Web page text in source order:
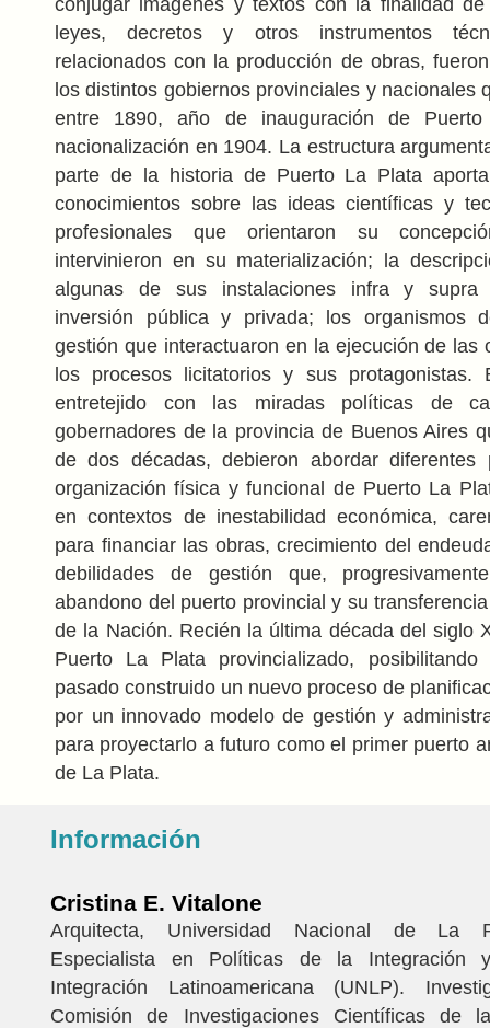
leyes, decretos y otros instrumentos
relacionados con la producción de obras,
los distintos gobiernos provinciales y nacionales
entre 1890, año de inauguración de
nacionalización en 1904. La estructura
parte de la historia de Puerto La Plata
conocimientos sobre las ideas científicas y
profesionales que orientaron su
intervinieron en su materialización; la
algunas de sus instalaciones infra y supra
inversión pública y privada; los organismos
gestión que interactuaron en la ejecución de las
los procesos licitatorios y sus protagonistas.
entretejido con las miradas políticas de
gobernadores de la provincia de Buenos Aires
de dos décadas, debieron abordar diferentes
organización física y funcional de Puerto La
en contextos de inestabilidad económica,
para financiar las obras, crecimiento del
debilidades de gestión que,
abandono del puerto provincial y su
de la Nación. Recién la última década del siglo
Puerto La Plata provincializado,
pasado construido un nuevo proceso de
por un innovado modelo de gestión y
para proyectarlo a futuro como el primer puerto
de La Plata.
Información
Cristina E. Vitalone
Arquitecta, Universidad Nacional de La
Especialista en Políticas de la Integración
Integración Latinoamericana (UNLP).
Comisión de Investigaciones Científicas de